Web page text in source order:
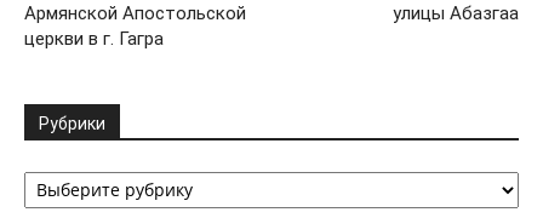
Армянской Апостольской
церкви в г. Гагра
улицы Абазгаа
Рубрики
Рубрики